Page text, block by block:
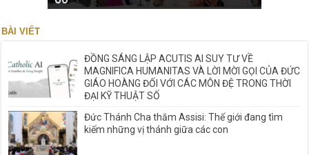
BÀI VIẾT
ĐỒNG SÁNG LẬP ACUTIS AI SUY TƯ VỀ
MAGNIFICA HUMANITAS VÀ LỜI MỜI GỌI CỦA ĐỨC
GIÁO HOÀNG ĐỐI VỚI CÁC MÔN ĐỆ TRONG THỜI
ĐẠI KỸ THUẬT SỐ
Đức Thánh Cha thăm Assisi: Thế giới đang tìm
kiếm những vị thánh giữa các con